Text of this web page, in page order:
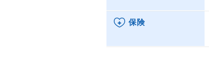
保険